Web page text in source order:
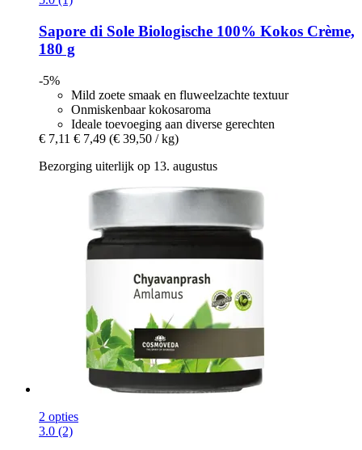
Sapore di Sole Biologische 100% Kokos Crème,
180 g
-5%
Mild zoete smaak en fluweelzachte textuur
Onmiskenbaar kokosaroma
Ideale toevoeging aan diverse gerechten
€ 7,11 € 7,49 (€ 39,50 / kg)
Bezorging uiterlijk op 13. augustus
2 opties
3.0 (2)